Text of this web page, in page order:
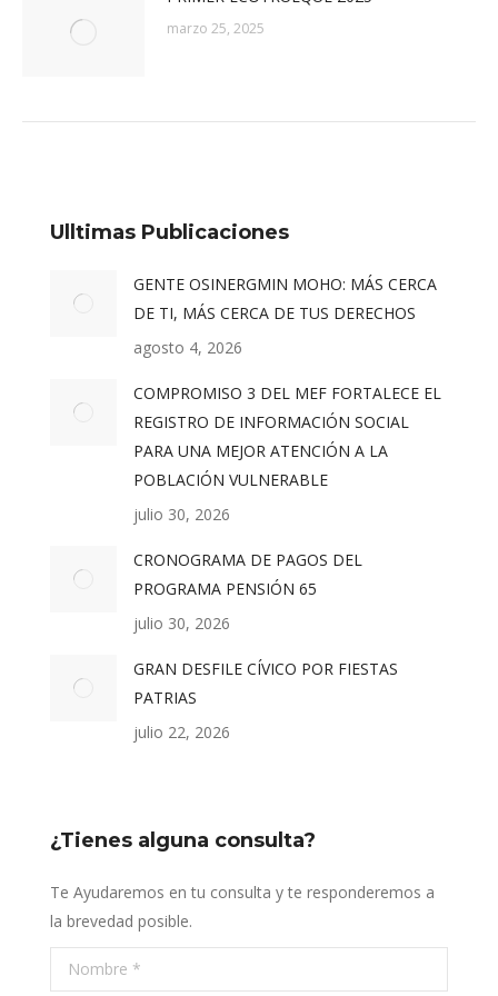
marzo 25, 2025
Ulltimas Publicaciones
GENTE OSINERGMIN MOHO: MÁS CERCA
DE TI, MÁS CERCA DE TUS DERECHOS
agosto 4, 2026
COMPROMISO 3 DEL MEF FORTALECE EL
REGISTRO DE INFORMACIÓN SOCIAL
PARA UNA MEJOR ATENCIÓN A LA
POBLACIÓN VULNERABLE
julio 30, 2026
CRONOGRAMA DE PAGOS DEL
PROGRAMA PENSIÓN 65
julio 30, 2026
GRAN DESFILE CÍVICO POR FIESTAS
PATRIAS
julio 22, 2026
¿Tienes alguna consulta?
Te Ayudaremos en tu consulta y te responderemos a
la brevedad posible.
Nombre *